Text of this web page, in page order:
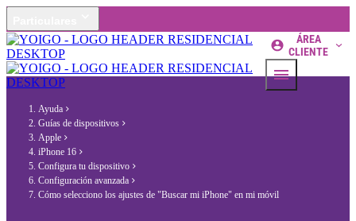
ÁREA
CLIENTE
Ayuda
Guías de dispositivos
Apple
iPhone 16
Configura tu dispositivo
Configuración avanzada
Cómo selecciono los ajustes de "Buscar mi iPhone" en mi móvil